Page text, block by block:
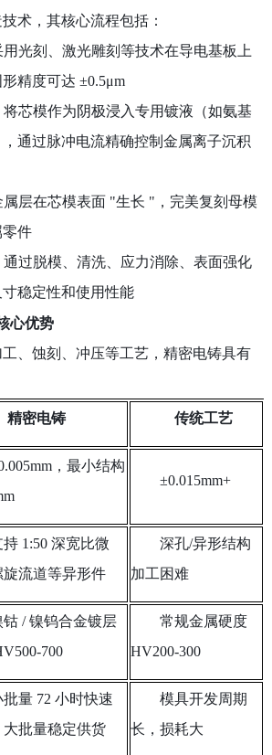
术，其核心流程包括：
用光刻、激光雕刻等技术在导电基板上
精度可达 ±0.5μm
将芯模作为阴极浸入专用镀液（如氨基
通过脉冲电流精确控制金属离子沉积
属层在芯模表面 "生长 " ，完美复刻母模
零件
通过脱模、清洗、应力消除、表面强化
稳定性和使用性能
心优势
、蚀刻、冲压等工艺，精密电铸具有
精密电铸 传统工艺
，最小结构
±0.015mm+
持 1:50 深宽比微
旋流道等异形件
深孔/异形结构
加工困难
钴 / 镍钨合金镀层
700
常规金属硬度
HV200-300
批量 72 小时快速
大批量稳定供货
模具开发周期
长，损耗大